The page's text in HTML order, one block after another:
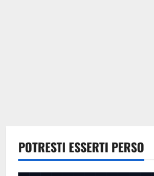
POTRESTI ESSERTI PERSO